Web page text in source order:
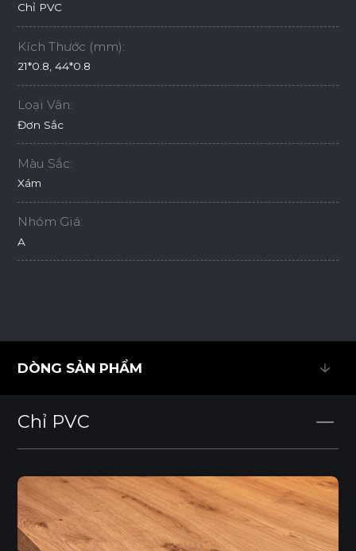
Chỉ PVC
Kích Thước (mm):
21*0.8, 44*0.8
Loại Vân:
Đơn Sắc
Màu Sắc:
Xám
Nhóm Giá:
A
DÒNG SẢN PHẨM
Chỉ PVC